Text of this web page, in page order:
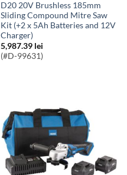
D20 20V Brushless 185mm
Sliding Compound Mitre Saw
Kit (+2 x 5Ah Batteries and 12V
Charger)
5,987.39 lei
(#D-99631)